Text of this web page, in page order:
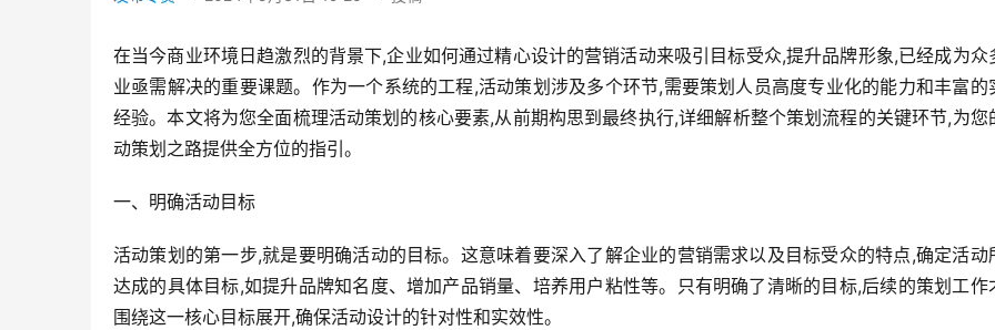
在当今商业环境日趋激烈的背景下,企业如何通过精心设计的营销活动来吸引目标受众,提升品牌形象,已经成为众
业亟需解决的重要课题。作为一个系统的工程,活动策划涉及多个环节,需要策划人员高度专业化的能力和丰富的
经验。本文将为您全面梳理活动策划的核心要素,从前期构思到最终执行,详细解析整个策划流程的关键环节,为您
动策划之路提供全方位的指引。
一、明确活动目标
活动策划的第一步,就是要明确活动的目标。这意味着要深入了解企业的营销需求以及目标受众的特点,确定活动
达成的具体目标,如提升品牌知名度、增加产品销量、培养用户粘性等。只有明确了清晰的目标,后续的策划工作
围绕这一核心目标展开,确保活动设计的针对性和实效性。